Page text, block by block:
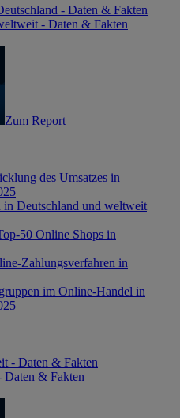
- Daten & Fakten
- Daten & Fakten
Zum Report
des Umsatzes in
in Deutschland und weltweit
50 Online Shops in
Zahlungsverfahren in
im Online-Handel in
- Daten & Fakten
& Fakten